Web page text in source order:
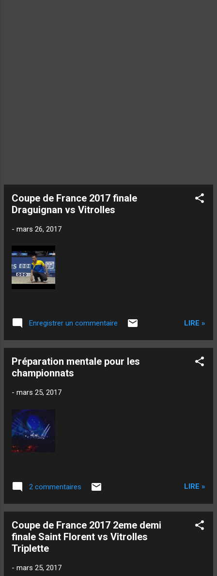
Coupe de France 2017 finale
Draguignan vs Vitrolles
- mars 26, 2017
Enregistrer un commentaire LIRE »
Préparation mentale pour les
championnats
- mars 25, 2017
2 commentaires LIRE »
Coupe de France 2017 2eme demi
finale Saint Florent vs Vitrolles
Triplette
- mars 25, 2017